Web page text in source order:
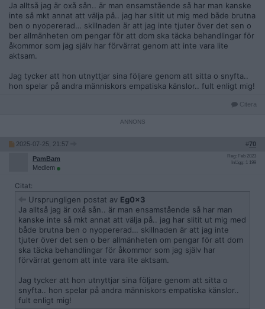
Ja alltså jag är oxå sån.. är man ensamstående så har man kanske
inte så mkt annat att välja på.. jag har slitit ut mig med både brutna
ben o nyopererad… skillnaden är att jag inte tjuter över det sen o
ber allmänheten om pengar för att dom ska täcka behandlingar för
åkommor som jag själv har förvärrat genom att inte vara lite
aktsam.
Jag tycker att hon utnyttjar sina följare genom att sitta o snyfta..
hon spelar på andra människors empatiska känslor.. fult enligt mig!
Citera
2025-07-25, 21:57 #70
PamBam
Medlem
Reg: Feb 2023
Inlägg: 1 199
Citat:
Ursprungligen postat av Eg0x3
Ja alltså jag är oxå sån.. är man ensamstående så har man
kanske inte så mkt annat att välja på.. jag har slitit ut mig med
både brutna ben o nyopererad… skillnaden är att jag inte
tjuter över det sen o ber allmänheten om pengar för att dom
ska täcka behandlingar för åkommor som jag själv har
förvärrat genom att inte vara lite aktsam.
Jag tycker att hon utnyttjar sina följare genom att sitta o
snyfta.. hon spelar på andra människors empatiska känslor..
fult enligt mig!